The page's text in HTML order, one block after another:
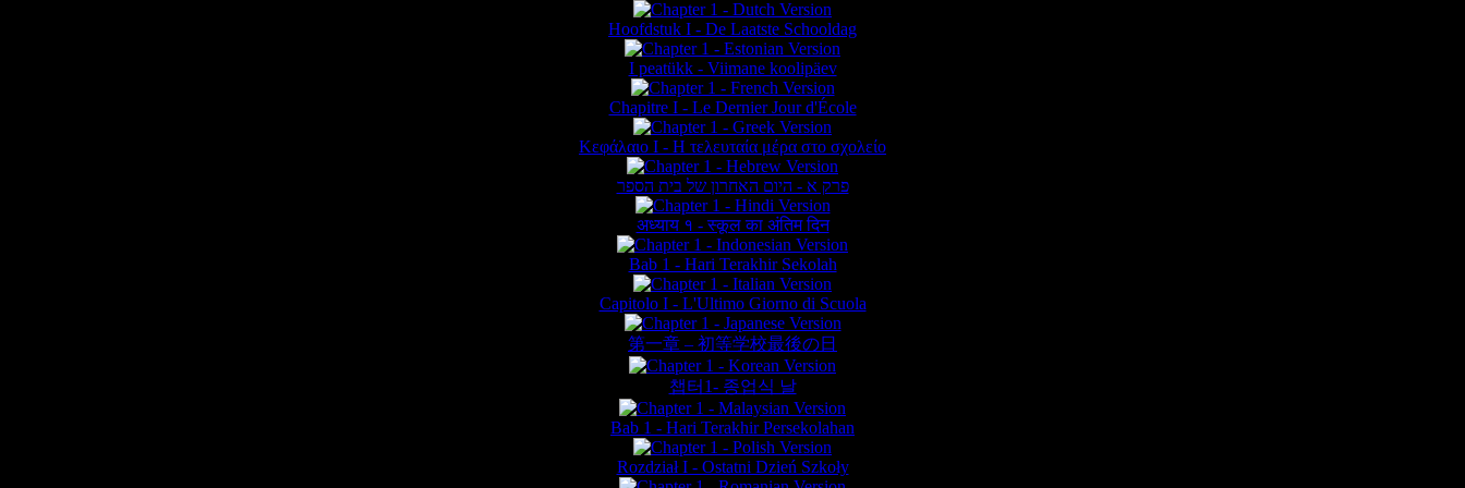
Hoofdstuk I - De Laatste Schooldag
I peatükk - Viimane koolipäev
Chapitre I - Le Dernier Jour d'École
Κεφάλαιο Ι - Η τελευταία μέρα στο σχολείο
פרק א - היום האחרון של בית הספר
अध्याय १ - स्कूल का अंतिम दिन
Bab 1 - Hari Terakhir Sekolah
Capitolo I - L'Ultimo Giorno di Scuola
第一章 – 初等学校最後の日
챕터1- 종업식 날
Bab 1 - Hari Terakhir Persekolahan
Rozdział I - Ostatni Dzień Szkoły